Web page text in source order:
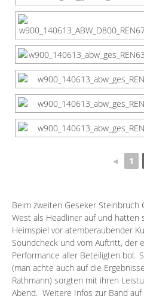
◄ 1
Beim zweiten Geseker Steinbruch
West als Headliner auf und
Heimspiel vor atemberaubender
Soundcheck und vom Auftritt, der
Performance aller Beteiligten bot.
(man achte auch auf die
Rathmann) sorgten mit ihren
Abend. Weitere Infos zur Band